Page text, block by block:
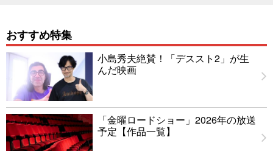
おすすめ特集
小島秀夫絶賛！「デススト2」が生
んだ映画
「金曜ロードショー」2026年の放送
予定【作品一覧】